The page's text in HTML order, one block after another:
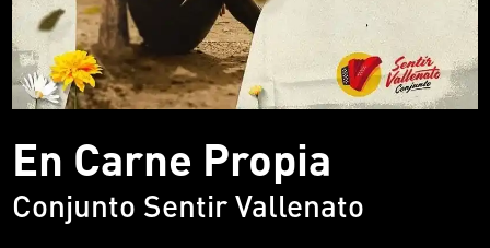
En Carne Propia
Conjunto Sentir Vallenato